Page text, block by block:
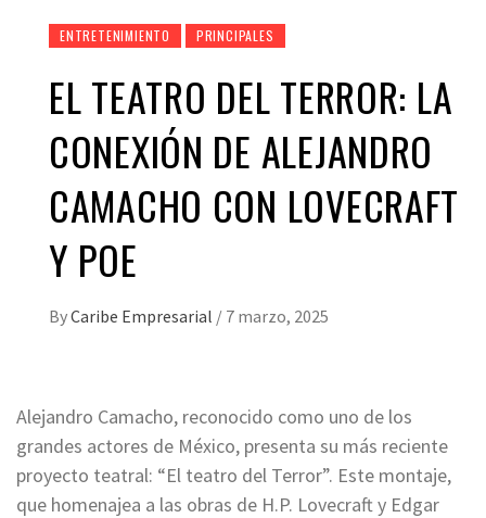
ENTRETENIMIENTO PRINCIPALES
EL TEATRO DEL TERROR: LA
CONEXIÓN DE ALEJANDRO
CAMACHO CON LOVECRAFT
Y POE
ByCaribe Empresarial / 7 marzo, 2025
Alejandro Camacho, reconocido como uno de los
grandes actores de México, presenta su más reciente
proyecto teatral: “El teatro del Terror”. Este montaje,
que homenajea a las obras de H.P. Lovecraft y Edgar